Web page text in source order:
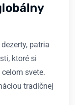
patria
ktoré si
svete.
tradičnej